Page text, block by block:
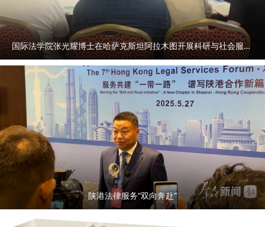
国际法学院张光耀博士在哈萨克斯坦阿拉木图开展科研与社会服务活动
陕港法律服务“双向奔赴”